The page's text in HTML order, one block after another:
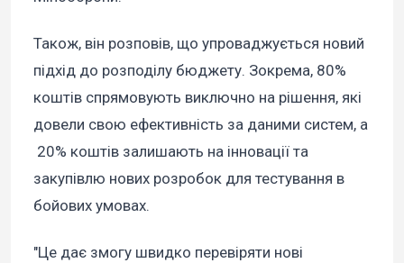
Також, він розповів, що упроваджується новий
підхід до розподілу бюджету. Зокрема, 80%
коштів спрямовують виключно на рішення, які
довели свою ефективність за даними систем, а
20% коштів залишають на інновації та
закупівлю нових розробок для тестування в
бойових умовах.
"Це дає змогу швидко перевіряти нові